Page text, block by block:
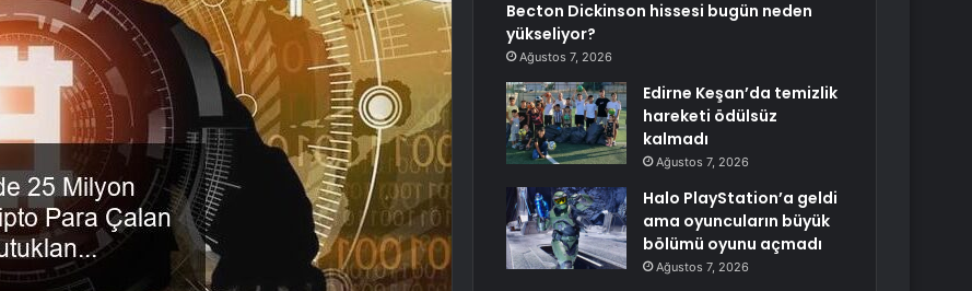
Becton Dickinson hissesi bugün neden
yükseliyor?
Ağustos 7, 2026
Edirne Keşan’da temizlik
hareketi ödülsüz
kalmadı
Ağustos 7, 2026
Halo PlayStation’a geldi
ama oyuncuların büyük
bölümü oyunu açmadı
Ağustos 7, 2026